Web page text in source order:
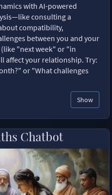
with AI-powered
consulting a
compatibility,
between you and your
"next week" or "in
affect your relationship. Try:
or "What challenges
Show
Chatbot